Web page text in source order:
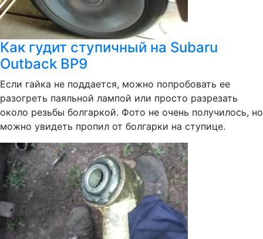
Как гудит ступичный на Subaru
Outback BP9
Если гайка не поддается, можно попробовать ее
разогреть паяльной лампой или просто разрезать
около резьбы болгаркой. Фото не очень получилось, но
можно увидеть пропил от болгарки на ступице.